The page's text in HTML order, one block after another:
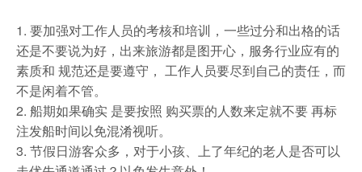
1. 要加强对工作人员的考核和培训，一些过分和出格的话
还是不要说为好，出来旅游都是图开心，服务行业应有的
素质和 规范还是要遵守， 工作人员要尽到自己的责任，而
不是闲着不管。
2. 船期如果确实 是要按照 购买票的人数来定就不要 再标
注发船时间以免混淆视听。
3. 节假日游客众多，对于小孩、上了年纪的老人是否可以